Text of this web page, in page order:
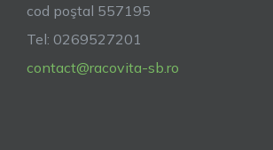
cod poştal 557195
Tel: 0269527201
contact@racovita-sb.ro